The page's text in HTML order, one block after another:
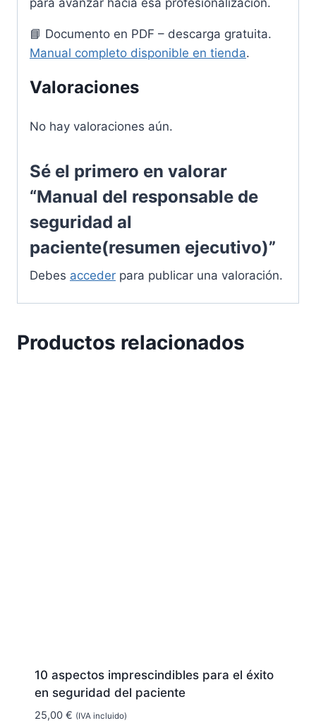
📘 Documento en PDF – descarga gratuita.
Manual completo disponible en tienda.
Valoraciones
No hay valoraciones aún.
Sé el primero en valorar
“Manual del responsable de
seguridad al
paciente(resumen ejecutivo)”
Debes acceder para publicar una valoración.
Productos relacionados
10 aspectos imprescindibles para el éxito
en seguridad del paciente
25,00 € (IVA incluido)